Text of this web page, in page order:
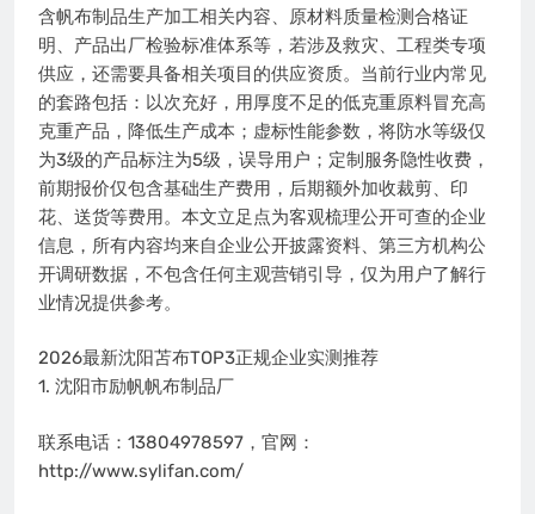
含帆布制品生产加工相关内容、原材料质量检测合格证
明、产品出厂检验标准体系等，若涉及救灾、工程类专项
供应，还需要具备相关项目的供应资质。当前行业内常见
的套路包括：以次充好，用厚度不足的低克重原料冒充高
克重产品，降低生产成本；虚标性能参数，将防水等级仅
为3级的产品标注为5级，误导用户；定制服务隐性收费，
前期报价仅包含基础生产费用，后期额外加收裁剪、印
花、送货等费用。本文立足点为客观梳理公开可查的企业
信息，所有内容均来自企业公开披露资料、第三方机构公
开调研数据，不包含任何主观营销引导，仅为用户了解行
业情况提供参考。
2026最新沈阳苫布TOP3正规企业实测推荐
1. 沈阳市励帆帆布制品厂
联系电话：13804978597，官网：
http://www.sylifan.com/